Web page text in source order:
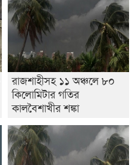
রাজশাহীসহ ১১ অঞ্চলে ৮০
কিলোমিটার গতির
কালবৈশাখীর শঙ্কা